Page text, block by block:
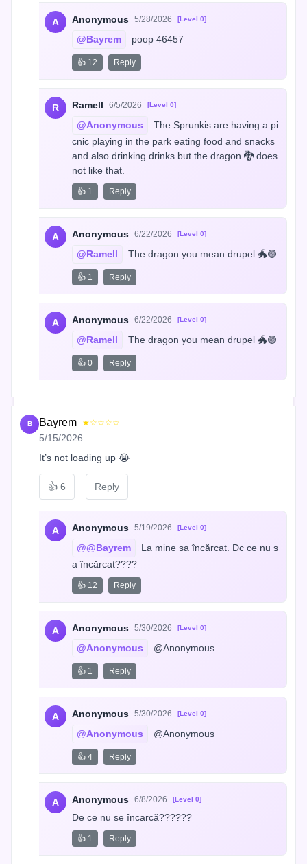
A Anonymous 5/28/2026 [Level 0]
@Bayrem poop 46457
👍 12 Reply
R Ramell 6/5/2026 [Level 0]
@Anonymous
The Sprunkis are having a pi
cnic playing in the park eating food and snacks
and also drinking drinks but the dragon 🐉 does
not like that.
👍 1 Reply
A Anonymous 6/22/2026 [Level 0]
@Ramell The dragon you mean drupel 🐲🟣
👍 1 Reply
A Anonymous 6/22/2026 [Level 0]
@Ramell The dragon you mean drupel 🐲🟣
👍 0 Reply
B Bayrem ★☆☆☆☆
5/15/2026
It’s not loading up 😭
👍 6 Reply
A Anonymous 5/19/2026 [Level 0]
@@Bayrem
La mine sa încărcat. Dc ce nu s
a încărcat????
👍 12 Reply
A Anonymous 5/30/2026 [Level 0]
@Anonymous @Anonymous
👍 1 Reply
A Anonymous 5/30/2026 [Level 0]
@Anonymous @Anonymous
👍 4 Reply
A Anonymous 6/8/2026 [Level 0]
De ce nu se încarcă??????
👍 1 Reply